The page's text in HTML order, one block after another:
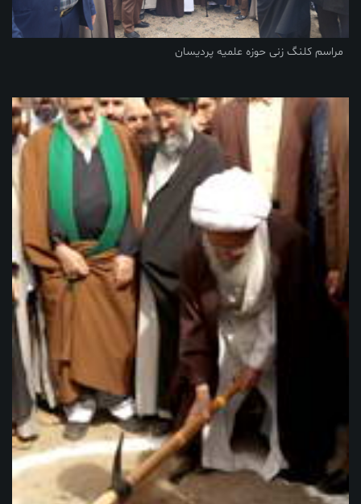
مراسم کلنگ زنی حوزه علمیه پردیسان